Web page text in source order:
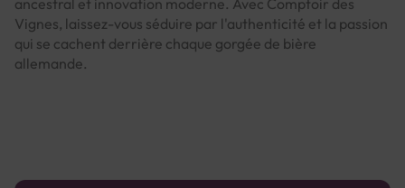
ancestral et innovation moderne. Avec Comptoir des
Vignes, laissez-vous séduire par l'authenticité et la passion
qui se cachent derrière chaque gorgée de bière
allemande.